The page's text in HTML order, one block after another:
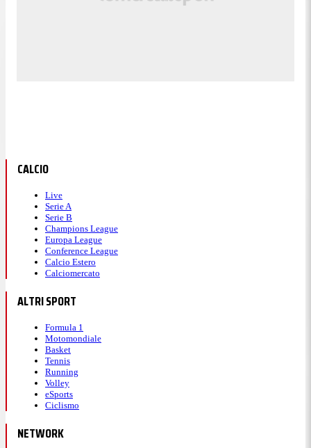
CALCIO
Live
Serie A
Serie B
Champions League
Europa League
Conference League
Calcio Estero
Calciomercato
ALTRI SPORT
Formula 1
Motomondiale
Basket
Tennis
Running
Volley
eSports
Ciclismo
NETWORK